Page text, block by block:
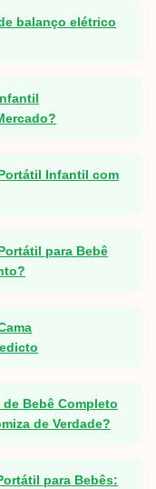
balanço elétrico
Infantil com
para Bebê
de Bebê Completo
de Verdade?
para Bebês: